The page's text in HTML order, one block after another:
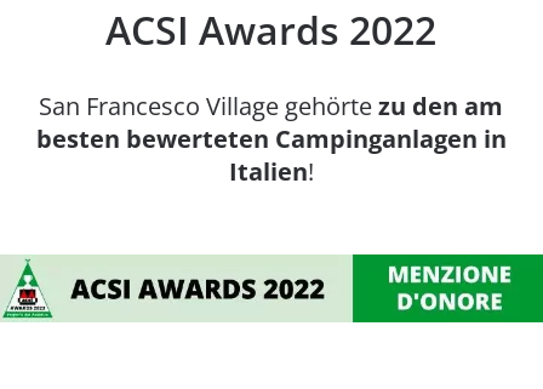
ACSI Awards 2022
San Francesco Village gehörtezu den am
besten bewerteten Campinganlagen in
Italien!